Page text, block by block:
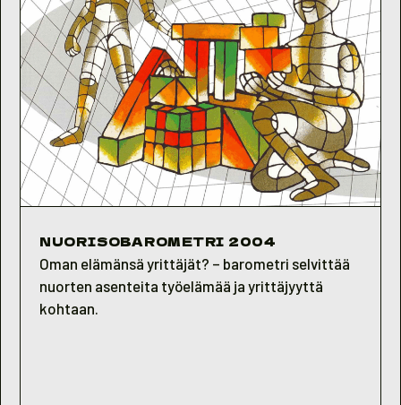
NUORISOBAROMETRI 2004
Oman elämänsä yrittäjät? – barometri selvittää
nuorten asenteita työelämää ja yrittäjyyttä
kohtaan.